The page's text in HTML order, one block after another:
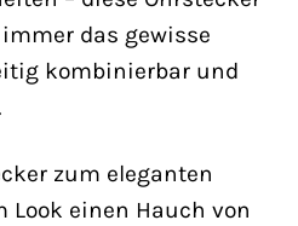
das gewisse
kombinierbar und
zum eleganten
Look einen Hauch von